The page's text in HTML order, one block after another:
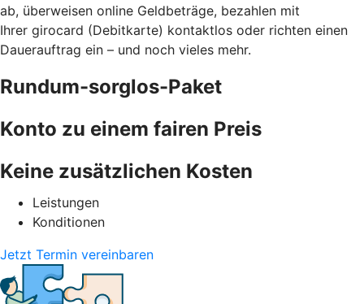
ab, überweisen online Geldbeträge, bezahlen mit
Ihrer girocard (Debitkarte) kontaktlos oder richten einen
Dauerauftrag ein – und noch vieles mehr.
Rundum-sorglos-Paket
Konto zu einem fairen Preis
Keine zusätzlichen Kosten
Leistungen
Konditionen
Jetzt Termin vereinbaren